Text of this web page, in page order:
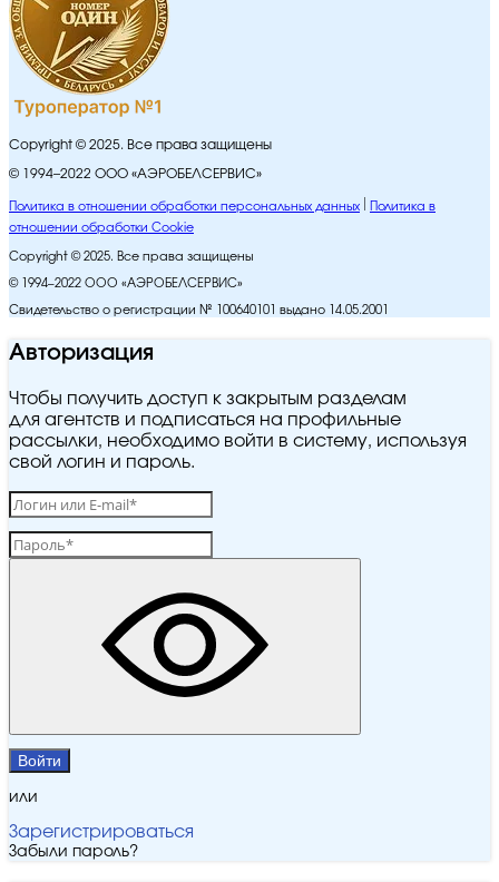
Copyright © 2025. Все права защищены
© 1994–2022 ООО «АЭРОБЕЛСЕРВИС»
Политика в отношении обработки персональных данных
Политика в
отношении обработки Cookie
Copyright © 2025. Все права защищены
© 1994–2022 ООО «АЭРОБЕЛСЕРВИС»
Свидетельство о регистрации № 100640101 выдано 14.05.2001
Авторизация
Чтобы получить доступ к закрытым разделам
для агентств и подписаться на профильные
рассылки, необходимо войти в систему, используя
свой логин и пароль.
Войти
или
Зарегистрироваться
Забыли пароль?